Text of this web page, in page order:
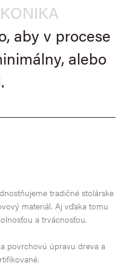
aby v procese
alebo
tradičné stolárske
materiál. Aj vďaka tomu
a trvácnosťou.
povrchovú úpravu dreva a